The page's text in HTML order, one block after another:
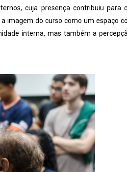
cuja presença contribuiu para
imagem do curso como um espaço
interna, mas também a